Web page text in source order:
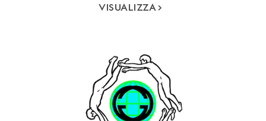
VISUALIZZA